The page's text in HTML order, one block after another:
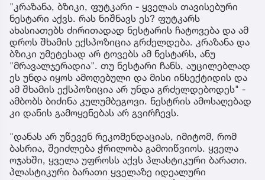
"კრაზანა, ბზიკი, ფუტკარი - ყველას თავისებური
ნესტარი აქვს. რას ნიშნავს ეს? ფუტკარს
ახასიათებს ძირითადად ნესტარის ჩატოვება და ამ
დროს შხამის ექსპოზიცია გრძელდება. კრაზანა და
ბზიკი უმეტესად არ ტოვებს ამ ნესტარს, ანუ
"მრავალჯერადია". თუ ნესტარი ჩანს, აუცილებლად
ეს უნდა იყოს ამოღებული და მისი ინსექტიდის და
ამ შხამის ექსპოზიცია არ უნდა გრძელდებოდეს" -
ამბობს ბიძინა კულუმბეგოვი. ნესტრის ამოსაღებად
კი დანის გამოყენებას არ გვირჩევს.
"დანას არ უწევენ რეკომენდაციას, იმიტომ, რომ
ბასრია, შეიძლება ჭრილობა გამოიწვიოს. ყველა
ოჯახში, ყველა უფროსს აქვს პლასტიკური ბარათი.
პლასტიკური ბარათი ყველაზე იდეალური